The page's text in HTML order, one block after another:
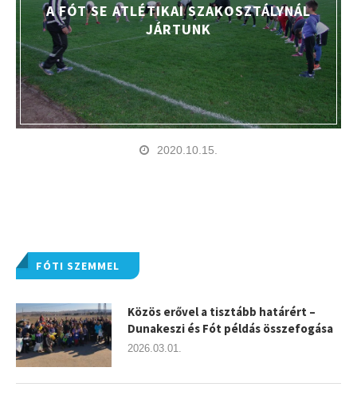
A FÓT SE ATLÉTIKAI SZAKOSZTÁLYNÁL
JÁRTUNK
2020.10.15.
FÓTI SZEMMEL
Közös erővel a tisztább határért –
Dunakeszi és Fót példás összefogása
2026.03.01.